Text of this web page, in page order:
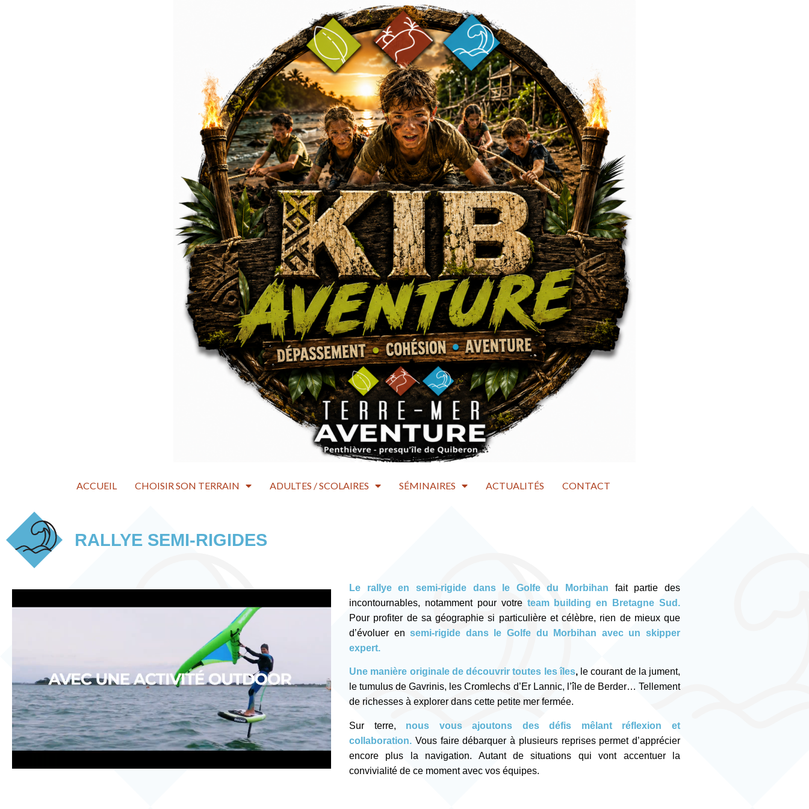
ACCUEIL CHOISIR SON TERRAIN ADULTES / SCOLAIRES SÉMINAIRES ACTUALITÉS CONTACT
RALLYE SEMI-RIGIDES
Le rallye en semi-rigide dans le Golfe du Morbihan
fait partie des
incontournables, notamment pour votre team building en Bretagne Sud.
Pour profiter de sa géographie si particulière et célèbre, rien de mieux que
d’évoluer en semi-rigide dans le Golfe du Morbihan avec un skipper
expert.
Une manière originale de découvrir toutes les îles,le courant de la jument,
le tumulus de Gavrinis, les Cromlechs d’Er Lannic, l’île de Berder… Tellement
de richesses à explorer dans cette petite mer fermée.
Sur terre,
nous vous ajoutons des défis mêlant réflexion et
collaboration. Vous faire débarquer à plusieurs reprises permet d’apprécier
encore plus la navigation. Autant de situations qui vont accentuer la
convivialité de ce moment avec vos équipes.